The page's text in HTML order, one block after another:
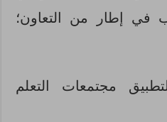
في إطار من التعاون؛
مجتمعات التعلم